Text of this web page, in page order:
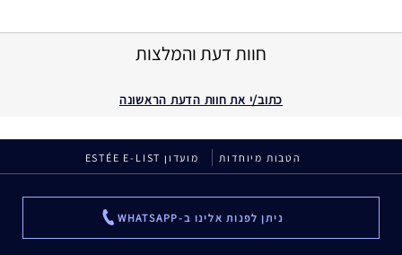
חוות דעת והמלצות
כתוב/י את חוות הדעת הראשונה
הטבות מיוחדות מועדון ESTÉE E-LIST
ניתן לפנות אלינו ב-WHATSAPP ...